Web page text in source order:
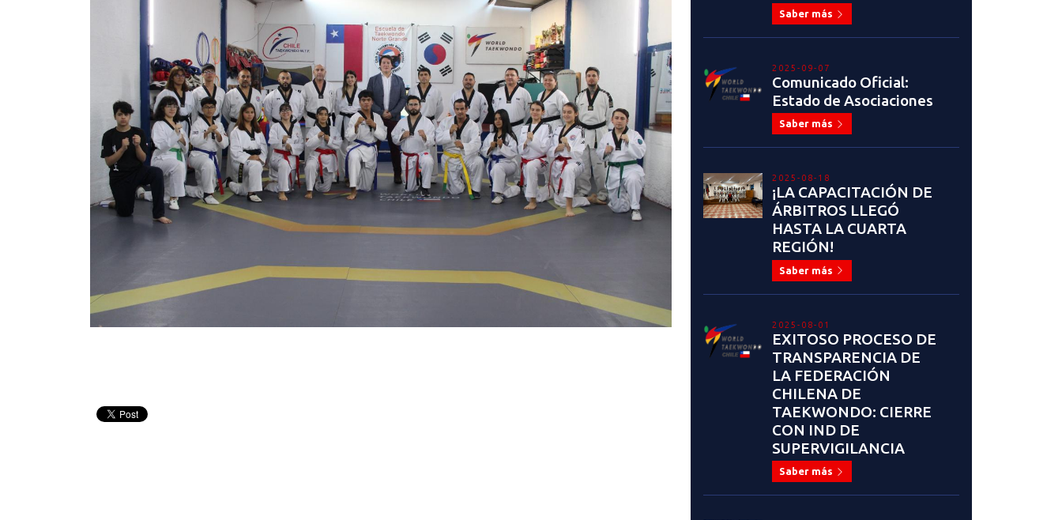
Saber más
2025-09-07
Comunicado Oficial:
Estado de Asociaciones
Saber más
2025-08-18
¡LA CAPACITACIÓN DE
ÁRBITROS LLEGÓ
HASTA LA CUARTA
REGIÓN!
Saber más
2025-08-01
EXITOSO PROCESO DE
TRANSPARENCIA DE
LA FEDERACIÓN
CHILENA DE
TAEKWONDO: CIERRE
CON IND DE
SUPERVIGILANCIA
Saber más